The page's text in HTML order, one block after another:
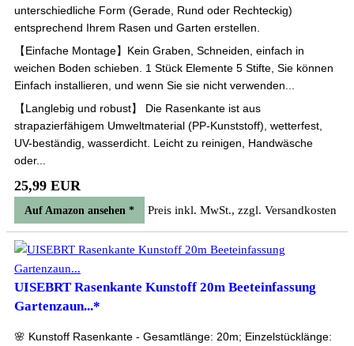
unterschiedliche Form (Gerade, Rund oder Rechteckig)
entsprechend Ihrem Rasen und Garten erstellen.
【Einfache Montage】Kein Graben, Schneiden, einfach in
weichen Boden schieben. 1 Stück Elemente 5 Stifte, Sie können
Einfach installieren, und wenn Sie sie nicht verwenden...
【Langlebig und robust】 Die Rasenkante ist aus
strapazierfähigem Umweltmaterial (PP-Kunststoff), wetterfest,
UV-beständig, wasserdicht. Leicht zu reinigen, Handwäsche
oder...
25,99 EUR
Auf Amazon ansehen * Preis inkl. MwSt., zzgl. Versandkosten
UISEBRT Rasenkante Kunstoff 20m Beeteinfassung
Gartenzaun...*
🌸 Kunstoff Rasenkante - Gesamtlänge: 20m; Einzelstücklänge: